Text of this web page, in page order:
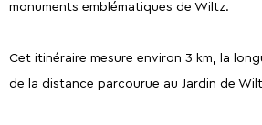
monuments emblématiques de Wiltz.
Cet itinéraire mesure environ 3 km, la
de la distance parcourue au Jardin de